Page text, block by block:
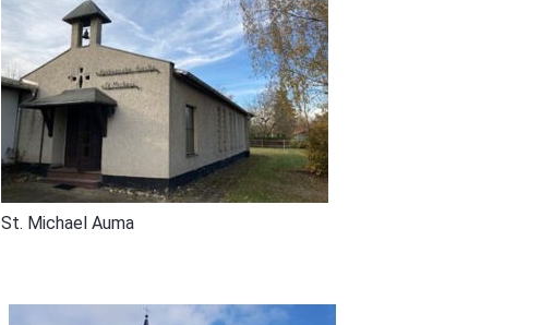
St. Michael Auma